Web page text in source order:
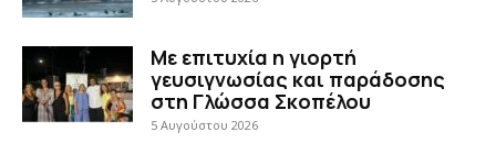
Με επιτυχία η γιορτή
γευσιγνωσίας και παράδοσης
στη Γλώσσα Σκοπέλου
5 Αυγούστου 2026